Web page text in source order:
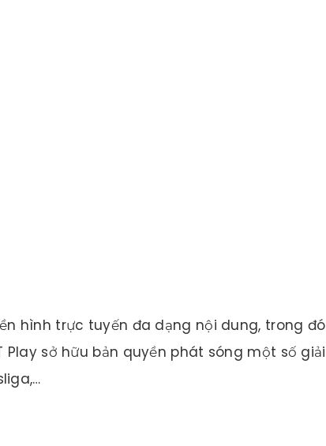
hình trực tuyến đa dạng nội dung, trong đó
Play sở hữu bản quyền phát sóng một số giải